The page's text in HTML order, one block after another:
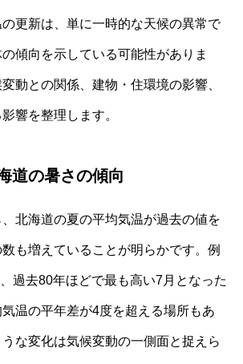
更新は、単に一時的な天候の異常で
傾向を示している可能性がありま
動との関係、建物・住環境の影響、
響を整理します。
道の暑さの傾向
北海道の夏の平均気温が過去の値を
数も増えていることが明らかです。例
過去80年ほどで最も高い7月となった
温の平年差が4度を超える場所もあ
な変化は気候変動の一側面と捉えら